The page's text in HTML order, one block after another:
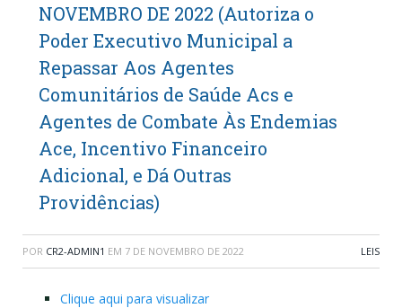
NOVEMBRO DE 2022 (Autoriza o
Poder Executivo Municipal a
Repassar Aos Agentes
Comunitários de Saúde Acs e
Agentes de Combate Às Endemias
Ace, Incentivo Financeiro
Adicional, e Dá Outras
Providências)
POR CR2-ADMIN1 EM 7 DE NOVEMBRO DE 2022 LEIS
Clique aqui para visualizar